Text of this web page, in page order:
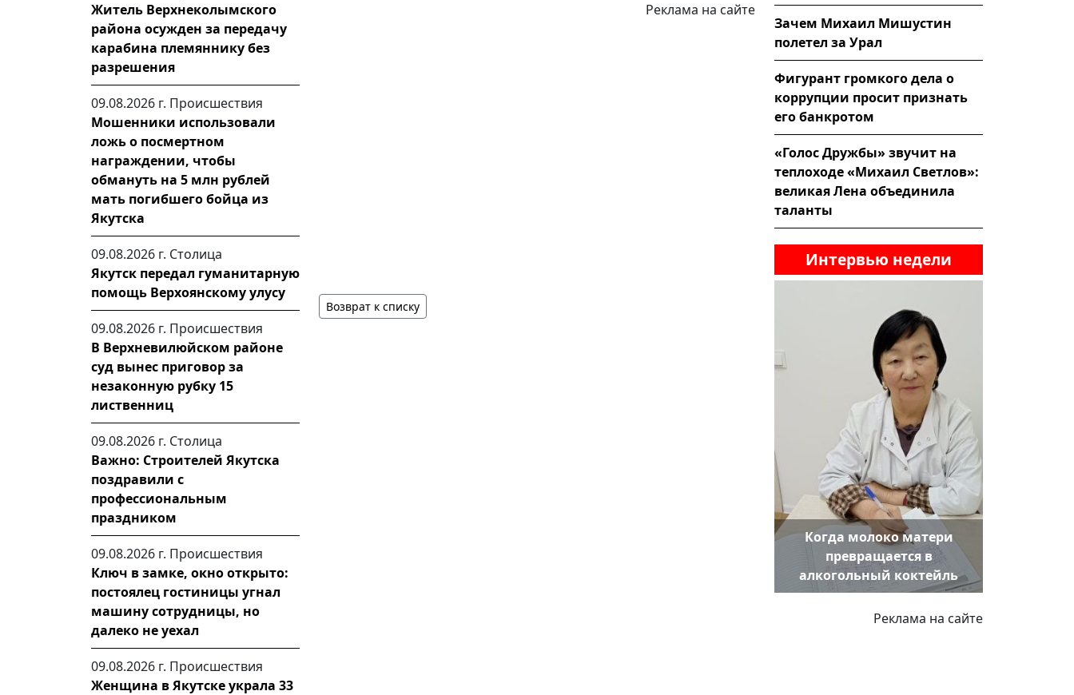
Житель Верхнеколымского
района осужден за передачу
карабина племяннику без
разрешения
09.08.2026 г. Происшествия
Мошенники использовали
ложь о посмертном
награждении, чтобы
обмануть на 5 млн рублей
мать погибшего бойца из
Якутска
09.08.2026 г. Столица
Якутск передал гуманитарную
помощь Верхоянскому улусу
09.08.2026 г. Происшествия
В Верхневилюйском районе
суд вынес приговор за
незаконную рубку 15
лиственниц
09.08.2026 г. Столица
Важно: Строителей Якутска
поздравили с
профессиональным
праздником
09.08.2026 г. Происшествия
Ключ в замке, окно открыто:
постоялец гостиницы угнал
машину сотрудницы, но
далеко не уехал
09.08.2026 г. Происшествия
Женщина в Якутске украла 33
Реклама на сайте
Возврат к списку
Зачем Михаил Мишустин
полетел за Урал
Фигурант громкого дела о
коррупции просит признать
его банкротом
«Голос Дружбы» звучит на
теплоходе «Михаил Светлов»:
великая Лена объединила
таланты
Интервью недели
Когда молоко матери
превращается в
алкогольный коктейль
Реклама на сайте